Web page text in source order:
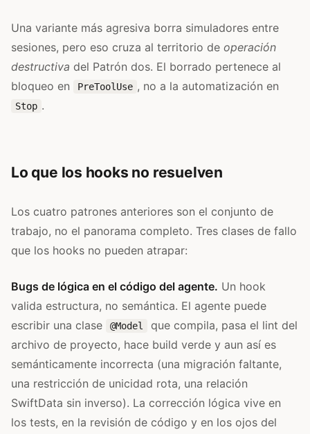
Una variante más agresiva borra simuladores entre
sesiones, pero eso cruza al territorio de operación
destructiva del Patrón dos. El borrado pertenece al
bloqueo en
PreToolUse , no a la automatización en
Stop .
Lo que los hooks no resuelven
Los cuatro patrones anteriores son el conjunto de
trabajo, no el panorama completo. Tres clases de fallo
que los hooks no pueden atrapar:
Bugs de lógica en el código del agente. Un hook
valida estructura, no semántica. El agente puede
escribir una clase
@Model
que compila, pasa el lint del
archivo de proyecto, hace build verde y aun así es
semánticamente incorrecta (una migración faltante,
una restricción de unicidad rota, una relación
SwiftData sin inverso). La corrección lógica vive en
los tests, en la revisión de código y en los ojos del